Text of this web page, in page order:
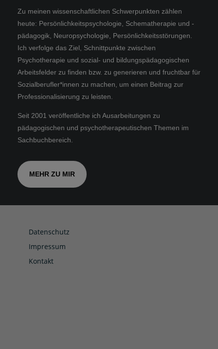
Zu meinen wissenschaftlichen Schwerpunkten zählen
heute: Persönlichkeitspsychologie, Schematherapie und -
pädagogik, Neuropsychologie, Persönlichkeitsstörungen.
Ich verfolge das Ziel, Schnittpunkte zwischen
Psychotherapie und sozial- und bildungspädagogischen
Arbeitsfelder zu finden bzw. zu generieren und fruchtbar für
Sozialberufler*innen zu machen, um einen Beitrag zur
Professionalisierung zu leisten.
Seit 2001 veröffentliche ich Ausarbeitungen zu
pädagogischen und psychotherapeutischen Themen im
Sachbuchbereich.
MEHR ZU MIR
Datenschutz
Impressum
Kontakt